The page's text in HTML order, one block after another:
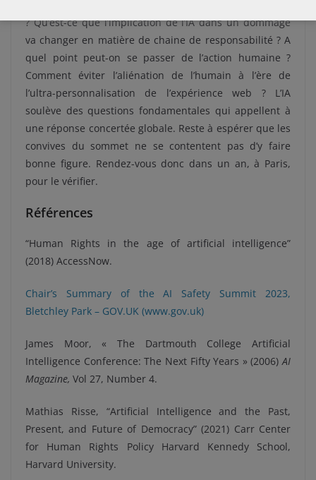
? Qu’est-ce que l’implication de l’IA dans un dommage
va changer en matière de chaine de responsabilité ? A
quel point peut-on se passer de l’action humaine ?
Comment éviter l’aliénation de l’humain à l’ère de
l’ultra-personnalisation de l’expérience web ? L’IA
soulève des questions fondamentales qui appellent à
une réponse concertée globale. Reste à espérer que les
convives du sommet ne se contentent pas d’y faire
bonne figure. Rendez-vous donc dans un an, à Paris,
pour le vérifier.
Références
“Human Rights in the age of artificial intelligence”
(2018) AccessNow.
Chair’s Summary of the AI Safety Summit 2023,
Bletchley Park – GOV.UK (www.gov.uk)
James Moor, « The Dartmouth College Artificial
Intelligence Conference: The Next Fifty Years » (2006)AI
Magazine, Vol 27, Number 4.
Mathias Risse, “Artificial Intelligence and the Past,
Present, and Future of Democracy” (2021) Carr Center
for Human Rights Policy Harvard Kennedy School,
Harvard University.